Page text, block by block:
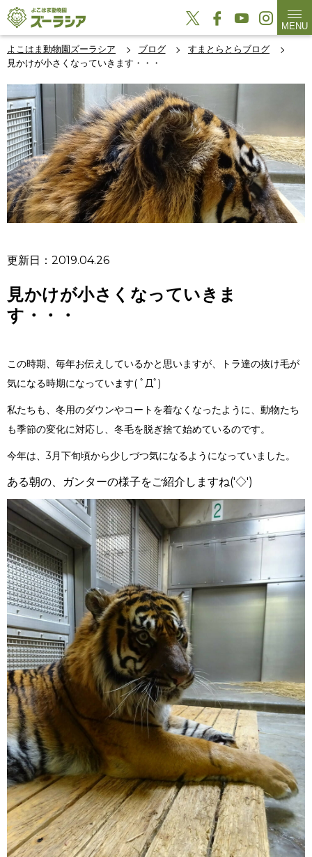
MENU
よこはま動物園ズーラシア ブログ
すまとらとらブログ
見かけが小さくなっていきます・・・
更新日：2019.04.26
見かけが小さくなっていきま
す・・・
この時期、毎年お伝えしているかと思いますが、トラ達の抜け毛が
気になる時期になっています( ﾟДﾟ)
私たちも、冬用のダウンやコートを着なくなったように、動物たち
も季節の変化に対応し、冬毛を脱ぎ捨て始めているのです。
今年は、3月下旬頃から少しづつ気になるようになっていました。
ある朝の、ガンターの様子をご紹介しますね('◇')ゞ